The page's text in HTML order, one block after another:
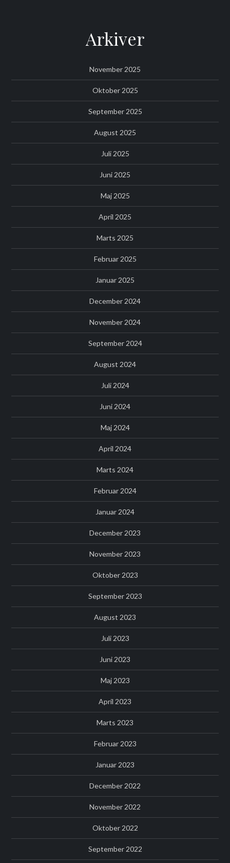
Arkiver
November 2025
Oktober 2025
September 2025
August 2025
Juli 2025
Juni 2025
Maj 2025
April 2025
Marts 2025
Februar 2025
Januar 2025
December 2024
November 2024
September 2024
August 2024
Juli 2024
Juni 2024
Maj 2024
April 2024
Marts 2024
Februar 2024
Januar 2024
December 2023
November 2023
Oktober 2023
September 2023
August 2023
Juli 2023
Juni 2023
Maj 2023
April 2023
Marts 2023
Februar 2023
Januar 2023
December 2022
November 2022
Oktober 2022
September 2022